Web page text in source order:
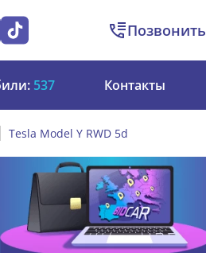
Позвонить
537 Контакты
Tesla Model Y RWD 5d